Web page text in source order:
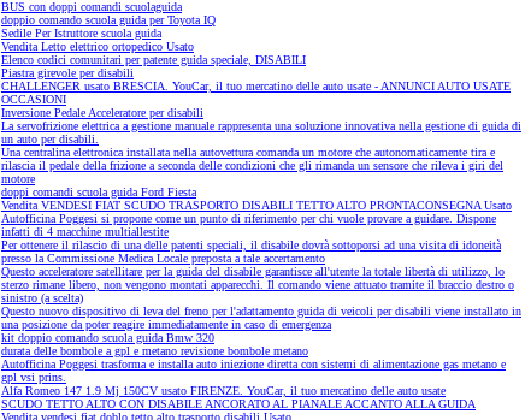
BUS con doppi comandi scuolaguida
doppio comando scuola guida per Toyota IQ
Sedile Per Istruttore scuola guida
Vendita Letto elettrico ortopedico Usato
Elenco codici comunitari per patente guida speciale, DISABILI
Piastra girevole per disabili
CHALLENGER usato BRESCIA. YouCar, il tuo mercatino delle auto usate - ANNUNCI AUTO USATE
OCCASIONI
Inversione Pedale Acceleratore per disabili
La servofrizione elettrica a gestione manuale rappresenta una soluzione innovativa nella gestione di guida di
un auto per disabili.
Una centralina elettronica installata nella autovettura comanda un motore che autonomaticamente tira e
rilascia il pedale della frizione a seconda delle condizioni che gli rimanda un sensore che rileva i giri del
motore
doppi comandi scuola guida Ford Fiesta
Vendita VENDESI FIAT SCUDO TRASPORTO DISABILI TETTO ALTO PRONTACONSEGNA Usato
Autofficina Poggesi si propone come un punto di riferimento per chi vuole provare a guidare. Dispone
infatti di 4 macchine multiallestite
Per ottenere il rilascio di una delle patenti speciali, il disabile dovrà sottoporsi ad una visita di idoneità
presso la Commissione Medica Locale preposta a tale accertamento
Questo acceleratore satellitare per la guida del disabile garantisce all'utente la totale libertà di utilizzo, lo
sterzo rimane libero, non vengono montati apparecchi. Il comando viene attuato tramite il braccio destro o
sinistro (a scelta)
Questo nuovo dispositivo di leva del freno per l'adattamento guida di veicoli per disabili viene installato in
una posizione da poter reagire immediatamente in caso di emergenza
kit doppio comando scuola guida Bmw 320
durata delle bombole a gpl e metano revisione bombole metano
Autofficina Poggesi trasforma e installa auto iniezione diretta con sistemi di alimentazione gas metano e
gpl vsi prins.
Alfa Romeo 147 1.9 Mj 150CV usato FIRENZE. YouCar, il tuo mercatino delle auto usate
SCUDO TETTO ALTO CON DISABILE ANCORATO AL PIANALE ACCANTO ALLA GUIDA
Vendita vendesi fiat doblo tetto alto trasporto disabili Usato